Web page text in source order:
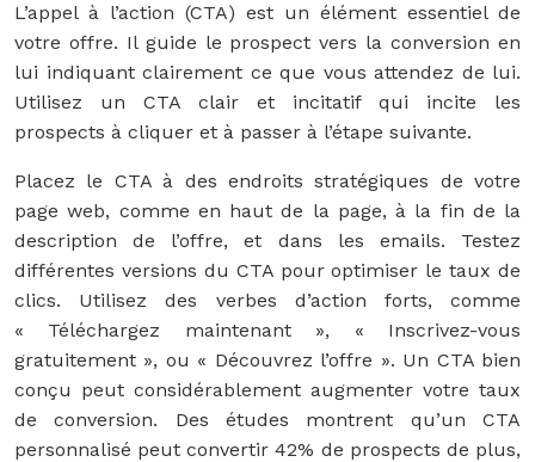
L’appel à l’action (CTA) est un élément essentiel de
votre offre. Il guide le prospect vers la conversion en
lui indiquant clairement ce que vous attendez de lui.
Utilisez un CTA clair et incitatif qui incite les
prospects à cliquer et à passer à l’étape suivante.
Placez le CTA à des endroits stratégiques de votre
page web, comme en haut de la page, à la fin de la
description de l’offre, et dans les emails. Testez
différentes versions du CTA pour optimiser le taux de
clics. Utilisez des verbes d’action forts, comme
« Téléchargez maintenant », « Inscrivez-vous
gratuitement », ou « Découvrez l’offre ». Un CTA bien
conçu peut considérablement augmenter votre taux
de conversion. Des études montrent qu’un CTA
personnalisé peut convertir 42% de prospects de plus,